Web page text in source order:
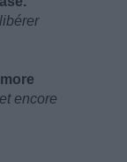
encore